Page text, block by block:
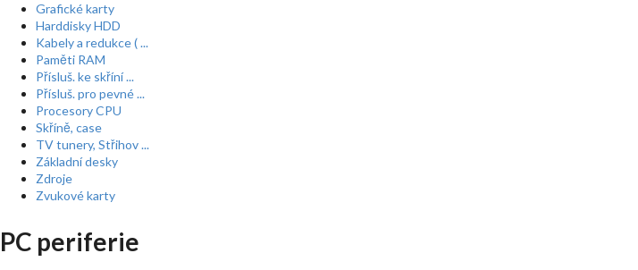
Grafické karty
Harddisky HDD
Kabely a redukce ( ...
Paměti RAM
Přísluš. ke skříní ...
Přísluš. pro pevné ...
Procesory CPU
Skříně, case
TV tunery, Střihov ...
Základní desky
Zdroje
Zvukové karty
PC periferie